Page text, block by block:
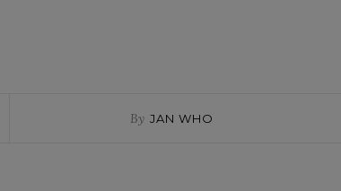
By JAN WHO